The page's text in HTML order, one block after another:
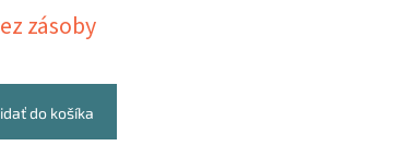
zásoby
do košíka